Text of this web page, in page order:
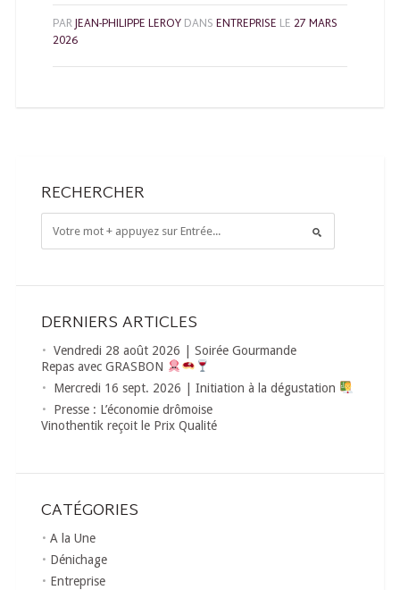
PARJEAN-PHILIPPE LEROYDANSENTREPRISE LE27 MARS
2026
RECHERCHER
DERNIERS ARTICLES
Vendredi 28 août 2026 | Soirée Gourmande
Repas avec GRASBON
Mercredi 16 sept. 2026 | Initiation à la dégustation
Presse : L’économie drômoise
Vinothentik reçoit le Prix Qualité
CATÉGORIES
A la Une
Dénichage
Entreprise